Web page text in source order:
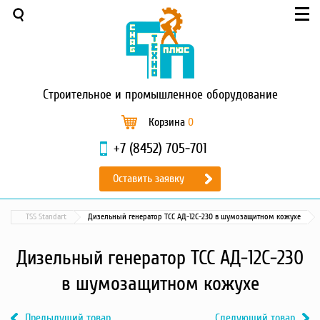
Строительное и промышленное оборудование
Корзина 0
+7 (8452) 705-701
Оставить заявку
TSS Standart Дизельный генератор ТСС АД-12С-230 в шумозащитном кожухе
Дизельный генератор ТСС АД-12С-230
в шумозащитном кожухе
Меню
Доставка и оплата
Садовая техника
Промышленный обогрев
Строительные леса
Запчасти для малой